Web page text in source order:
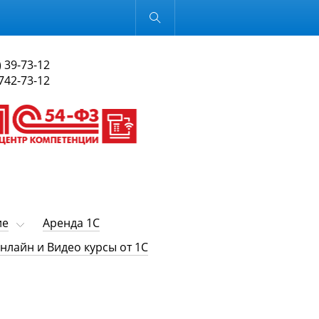
Обычная версия
39-73-12
73-12
Аренда 1С
и Видео курсы от 1С